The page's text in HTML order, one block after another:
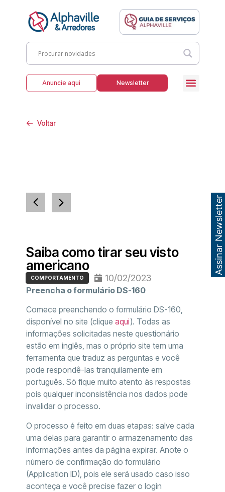
Anuncie aqui Newsletter
Voltar
Saiba como tirar seu visto
americano
COMPORTAMENTO 10/02/2023
Preencha o formulário DS-160
Comece preenchendo o formulário DS-160,
disponível no site (clique aqui). Todas as
informações solicitadas neste questionário
estão em inglês, mas o próprio site tem uma
ferramenta que traduz as perguntas e você
pode respondê-las tranquilamente em
português. Só fique muito atento às respostas
pois qualquer inconsistência nos dados pode
invalidar o processo.
O processo é feito em duas etapas: salve cada
uma delas para garantir o armazenamento das
informações antes da página expirar. Anote o
número de confirmação do formulário
(Application ID), pois ele será usado caso isso
aconteça e você precise fazer o login
Assinar Newsletter